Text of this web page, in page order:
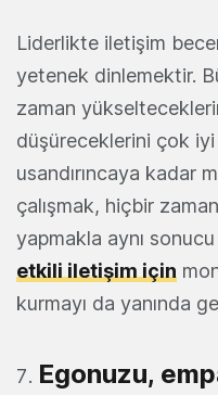
Liderlikte iletişim
yetenek dinlemektir.
zaman
düşüreceklerini çok iyi
usandırıncaya kadar
çalışmak, hiçbir
yapmakla aynı
etkili iletişim için
kurmayı da yanında
Egonuzu,